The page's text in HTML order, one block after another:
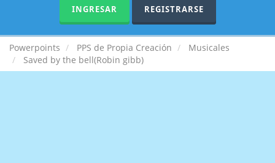
INGRESAR REGISTRARSE
Powerpoints PPS de Propia Creación
Musicales
Saved by the bell(Robin gibb)